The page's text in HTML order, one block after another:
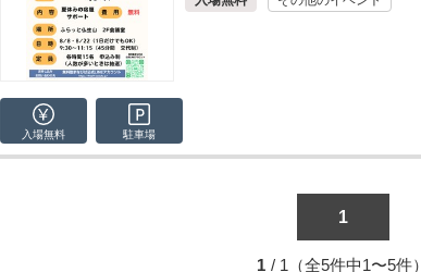
入場無料 駐車場
1
1 / 1（全5件中1〜5件）